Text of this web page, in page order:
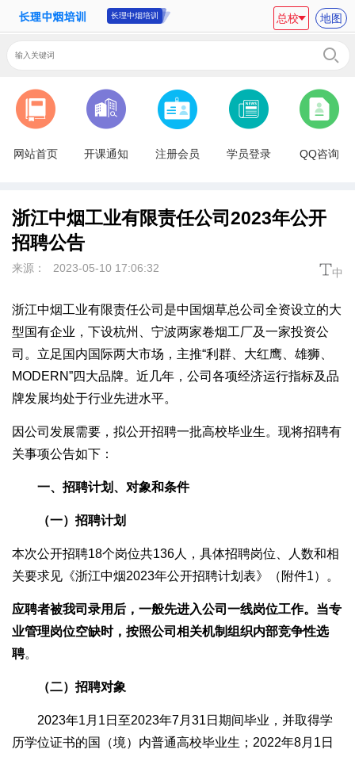
长理中烟培训 总校 地图
网站首页 开课通知 注册会员 学员登录 QQ咨询
浙江中烟工业有限责任公司2023年公开
招聘公告
来源： 2023-05-10 17:06:32 中
浙江中烟工业有限责任公司是中国烟草总公司全资设立的大
型国有企业，下设杭州、宁波两家卷烟工厂及一家投资公
司。立足国内国际两大市场，主推“利群、大红鹰、雄狮、
MODERN”四大品牌。近几年，公司各项经济运行指标及品
牌发展均处于行业先进水平。
因公司发展需要，拟公开招聘一批高校毕业生。现将招聘有
关事项公告如下：
一、招聘计划、对象和条件
（一）招聘计划
本次公开招聘18个岗位共136人，具体招聘岗位、人数和相
关要求见《浙江中烟2023年公开招聘计划表》（附件1）。
应聘者被我司录用后，一般先进入公司一线岗位工作。当专
业管理岗位空缺时，按照公司相关机制组织内部竞争性选
聘。
（二）招聘对象
2023年1月1日至2023年7月31日期间毕业，并取得学
历学位证书的国（境）内普通高校毕业生；2022年8月1日